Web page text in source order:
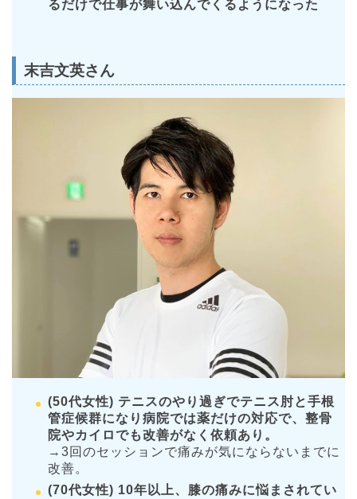
るだけで仕事が舞い込んでくるようになった
末吉文英さん
(50代女性) テニスのやり過ぎでテニス肘と手根
管症候群になり病院では薬だけの対応で、整骨
院やカイロでも改善がなく依頼あり。
→3回のセッションで痛みが気にならないまでに
改善。
(70代女性) 10年以上、膝の痛みに悩まされてい